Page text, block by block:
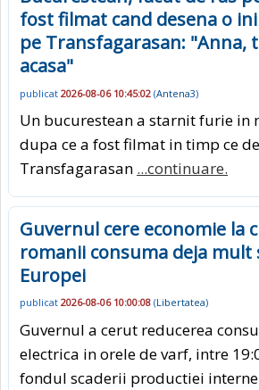
fost filmat cand desena o
pe Transfagarasan: "Anna,
acasa"
publicat 2026-08-06 10:45:02 (Antena3)
Un bucurestean a starnit furie in
dupa ce a fost filmat in timp ce
Transfagarasan ...continuare.
Guvernul cere economie la
romanii consuma deja mult
Europei
publicat 2026-08-06 10:00:08 (Libertatea)
Guvernul a cerut reducerea
electrica in orele de varf, intre
fondul scaderii productiei